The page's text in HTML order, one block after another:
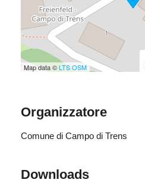
Map data ©LTSOSM
Organizzatore
Comune di Campo di Trens
Downloads